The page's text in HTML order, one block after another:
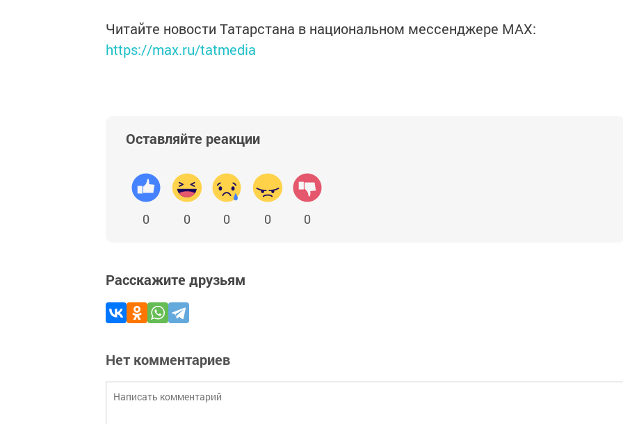
Читайте новости Татарстана в национальном мессенджере MАХ:
https://max.ru/tatmedia
Оставляйте реакции
0 0 0 0 0
Расскажите друзьям
Нет комментариев